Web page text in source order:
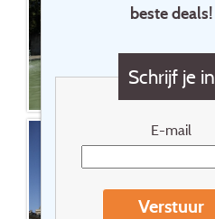
beste deals!
Schrijf je in
E-mail
Verstuur